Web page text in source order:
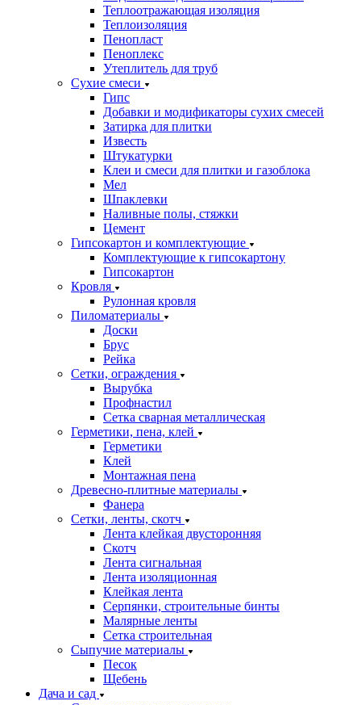
Теплоотражающая изоляция
Теплоизоляция
Пенопласт
Пеноплекс
Утеплитель для труб
Сухие смеси
Гипс
Добавки и модификаторы сухих смесей
Затирка для плитки
Известь
Штукатурки
Клеи и смеси для плитки и газоблока
Мел
Шпаклевки
Наливные полы, стяжки
Цемент
Гипсокартон и комплектующие
Комплектующие к гипсокартону
Гипсокартон
Кровля
Рулонная кровля
Пиломатериалы
Доски
Брус
Рейка
Сетки, ограждения
Вырубка
Профнастил
Сетка сварная металлическая
Герметики, пена, клей
Герметики
Клей
Монтажная пена
Древесно-плитные материалы
Фанера
Сетки, ленты, скотч
Лента клейкая двусторонняя
Скотч
Лента сигнальная
Лента изоляционная
Клейкая лента
Серпянки, строительные бинты
Малярные ленты
Сетка строительная
Сыпучие материалы
Песок
Щебень
Дача и сад